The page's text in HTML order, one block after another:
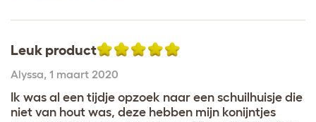
Leuk product
Alyssa, 1 maart 2020
Ik was al een tijdje opzoek naar een schuilhuisje die
niet van hout was, deze hebben mijn konijntjes